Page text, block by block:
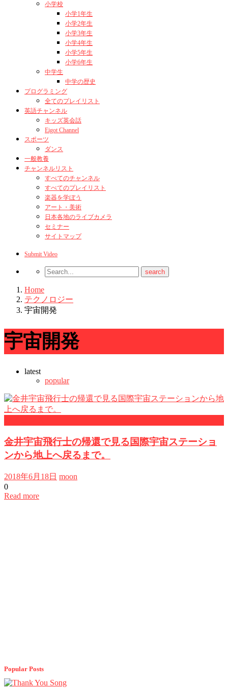
小学校
小学1年生
小学2年生
小学3年生
小学4年生
小学5年生
小学6年生
中学生
中学の歴史
プログラミング
全てのプレイリスト
英語チャンネル
キッズ英会話
Eigot Channel
スポーツ
ダンス
一般教養
チャンネルリスト
すべてのチャンネル
すべてのプレイリスト
楽器を学ぼう
アート・美術
日本各地のライブカメラ
セミナー
サイトマップ
Submit Video
Home
テクノロジー
宇宙開発
宇宙開発
latest
popular
金井宇宙飛行士の帰還で見る国際宇宙ステーショ
ンから地上へ戻るまで。
2018年6月18日 moon
0
Read more
Popular Posts